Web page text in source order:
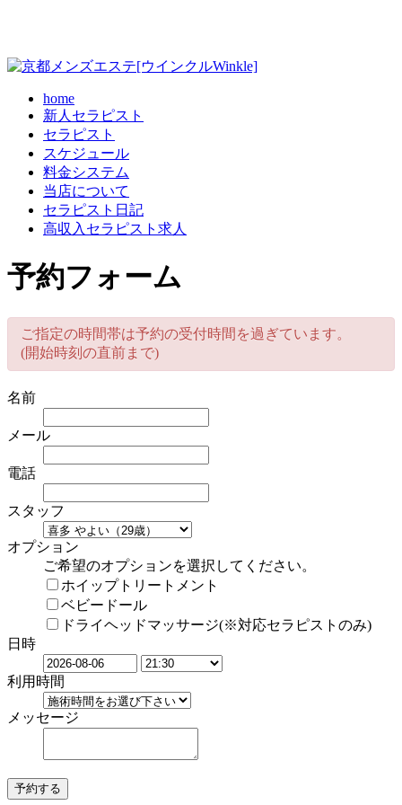
home
新人セラピスト
セラピスト
スケジュール
料金システム
当店について
セラピスト日記
高収入セラピスト求人
予約フォーム
ご指定の時間帯は予約の受付時間を過ぎています。
(開始時刻の直前まで)
名前
メール
電話
スタッフ
オプション
ご希望のオプションを選択してください。
ホイップトリートメント
ベビードール
ドライヘッドマッサージ(※対応セラピストのみ)
日時
利用時間
メッセージ